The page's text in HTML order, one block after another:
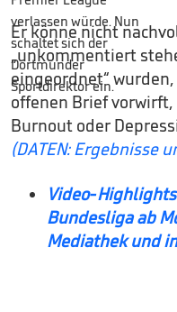
Er könne nicht
„unkommentiert
eingeordnet“
offenen Brief
Burnout oder
(DATEN: Ergebnisse
Video-
Bundesliga ab
Mediathek und